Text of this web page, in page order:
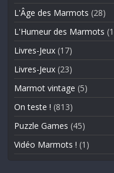
L'Âge des Marmots (28)
L'Humeur des Marmots
Livres-Jeux (17)
Livres-Jeux (23)
Marmot vintage (5)
On teste ! (813)
Puzzle Games (45)
Vidéo Marmots ! (1)